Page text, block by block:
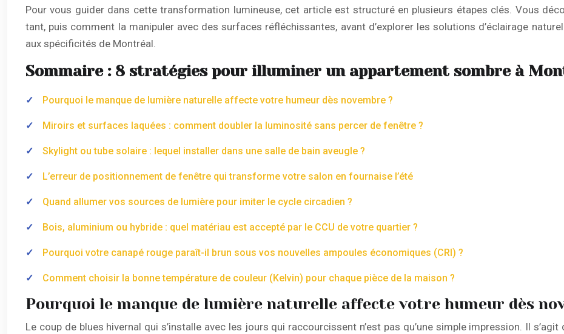
Pour vous guider dans cette transformation lumineuse, cet article est structuré en plusieurs étapes clés. Vous
tant, puis comment la manipuler avec des surfaces réfléchissantes, avant d’explorer les solutions d’éclairage
aux spécificités de Montréal.
Sommaire : 8 stratégies pour illuminer un appartement sombre à
Pourquoi le manque de lumière naturelle affecte votre humeur dès novembre ?
Miroirs et surfaces laquées : comment doubler la luminosité sans percer de fenêtre ?
Skylight ou tube solaire : lequel installer dans une salle de bain aveugle ?
L’erreur de positionnement de fenêtre qui transforme votre salon en fournaise l’été
Quand allumer vos sources de lumière pour imiter le cycle circadien ?
Bois, aluminium ou hybride : quel matériau est accepté par le CCU de votre quartier ?
Pourquoi votre canapé rouge paraît-il brun sous vos nouvelles ampoules économiques (CRI) ?
Comment choisir la bonne température de couleur (Kelvin) pour chaque pièce de la maison ?
Pourquoi le manque de lumière naturelle affecte votre humeur dès
Le coup de blues hivernal qui s’installe avec les jours qui raccourcissent n’est pas qu’une simple impression. Il